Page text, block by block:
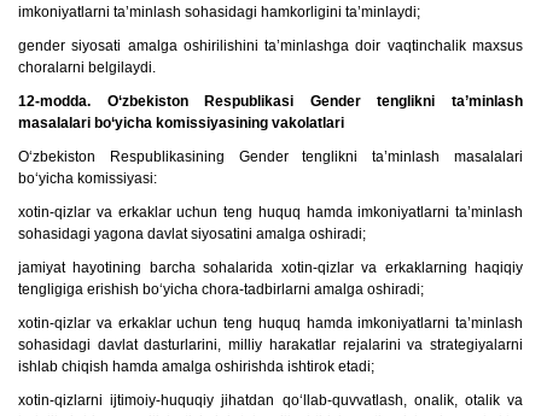
imkoniyatlarni ta’minlash sohasidagi hamkorligini ta’minlaydi;
gender siyosati amalga oshirilishini ta’minlashga doir vaqtinchalik maxsus
choralarni belgilaydi.
12-modda. O‘zbekiston Respublikasi Gender tenglikni ta’minlash
masalalari bo‘yicha komissiyasining vakolatlari
O‘zbekiston Respublikasining Gender tenglikni ta’minlash masalalari
bo‘yicha komissiyasi:
xotin-qizlar va erkaklar uchun teng huquq hamda imkoniyatlarni ta’minlash
sohasidagi yagona davlat siyosatini amalga oshiradi;
jamiyat hayotining barcha sohalarida xotin-qizlar va erkaklarning haqiqiy
tengligiga erishish bo‘yicha chora-tadbirlarni amalga oshiradi;
xotin-qizlar va erkaklar uchun teng huquq hamda imkoniyatlarni ta’minlash
sohasidagi davlat dasturlarini, milliy harakatlar rejalarini va strategiyalarni
ishlab chiqish hamda amalga oshirishda ishtirok etadi;
xotin-qizlarni ijtimoiy-huquqiy jihatdan qo‘llab-quvvatlash, onalik, otalik va